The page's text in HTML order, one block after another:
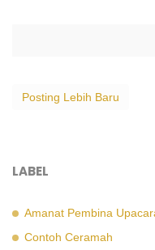
Posting Lebih Baru
LABEL
Amanat Pembina
Contoh Ceramah